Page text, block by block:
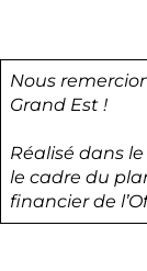
Nous
Grand Est !
Réalisé dans
le cadre du
financier de